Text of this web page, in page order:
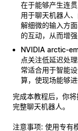
在于能够产生连
用于聊天机器人
解细微的输入方
的互动，从而增
NVIDIA arctic-
点关注低延迟处
常适合用于智能
算，使现场能够
完成本教程后，你
完整聊天机器人。
注意事项: 使用专有